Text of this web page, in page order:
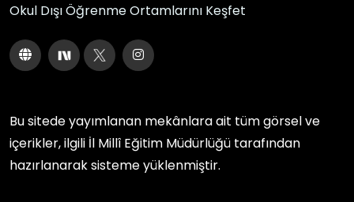
Okul Dışı Öğrenme Ortamlarını Keşfet
Bu sitede yayımlanan mekânlara ait tüm görsel ve
içerikler, ilgili İl Millî Eğitim Müdürlüğü tarafından
hazırlanarak sisteme yüklenmiştir.